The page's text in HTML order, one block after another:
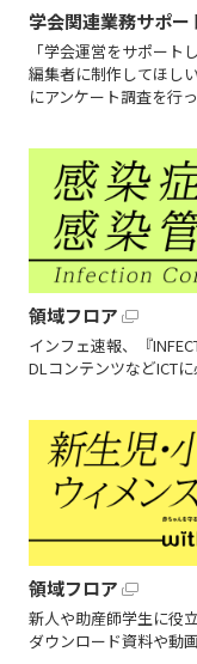
学会関連業務サポー
「学会運営をサポート
編集者に制作してほし
にアンケート調査を行
領域フロア
インフェ速報、『
DLコンテンツなどICT
領域フロア
新人や助産師学生に役
ダウンロード資料や動